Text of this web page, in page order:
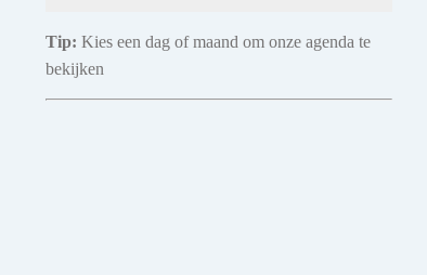
Tip: Kies een dag of maand om onze agenda te
bekijken